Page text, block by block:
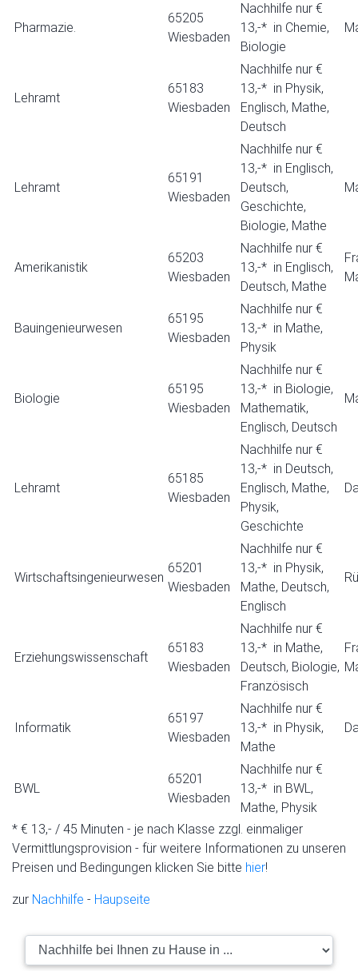
Pharmazie.
65205
Wiesbaden
Nachhilfe nur €
13,-* in Chemie,
Biologie
Lehramt
65183
Wiesbaden
Nachhilfe nur €
13,-* in Physik,
Englisch, Mathe,
Deutsch
Lehramt
65191
Wiesbaden
Nachhilfe nur €
13,-* in Englisch,
Deutsch,
Geschichte,
Biologie, Mathe
Amerikanistik
65203
Wiesbaden
Nachhilfe nur €
13,-* in Englisch,
Deutsch, Mathe
Bauingenieurwesen
65195
Wiesbaden
Nachhilfe nur €
13,-* in Mathe,
Physik
Biologie
65195
Wiesbaden
Nachhilfe nur €
13,-* in Biologie,
Mathematik,
Englisch, Deutsch
Lehramt
65185
Wiesbaden
Nachhilfe nur €
13,-* in Deutsch,
Englisch, Mathe,
Physik,
Geschichte
Wirtschaftsingenieurwesen
65201
Wiesbaden
Nachhilfe nur €
13,-* in Physik,
Mathe, Deutsch,
Englisch
Erziehungswissenschaft
65183
Wiesbaden
Nachhilfe nur €
13,-* in Mathe,
Deutsch, Biologie,
Französisch
Informatik
65197
Wiesbaden
Nachhilfe nur €
13,-* in Physik,
Mathe
BWL
65201
Wiesbaden
Nachhilfe nur €
13,-* in BWL,
Mathe, Physik
* € 13,- / 45 Minuten - je nach Klasse zzgl. einmaliger
Vermittlungsprovision - für weitere Informationen zu unseren
Preisen und Bedingungen klicken Sie bitte hier!
zur Nachhilfe - Haupseite